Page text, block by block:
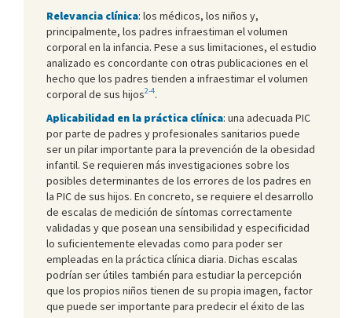
Relevancia clínica: los médicos, los niños y,
principalmente, los padres infraestiman el volumen
corporal en la infancia. Pese a sus limitaciones, el estudio
analizado es concordante con otras publicaciones en el
hecho que los padres tienden a infraestimar el volumen
corporal de sus hijos2-4.
Aplicabilidad en la práctica clínica: una adecuada PIC
por parte de padres y profesionales sanitarios puede
ser un pilar importante para la prevención de la obesidad
infantil. Se requieren más investigaciones sobre los
posibles determinantes de los errores de los padres en
la PIC de sus hijos. En concreto, se requiere el desarrollo
de escalas de medición de síntomas correctamente
validadas y que posean una sensibilidad y especificidad
lo suficientemente elevadas como para poder ser
empleadas en la práctica clínica diaria. Dichas escalas
podrían ser útiles también para estudiar la percepción
que los propios niños tienen de su propia imagen, factor
que puede ser importante para predecir el éxito de las